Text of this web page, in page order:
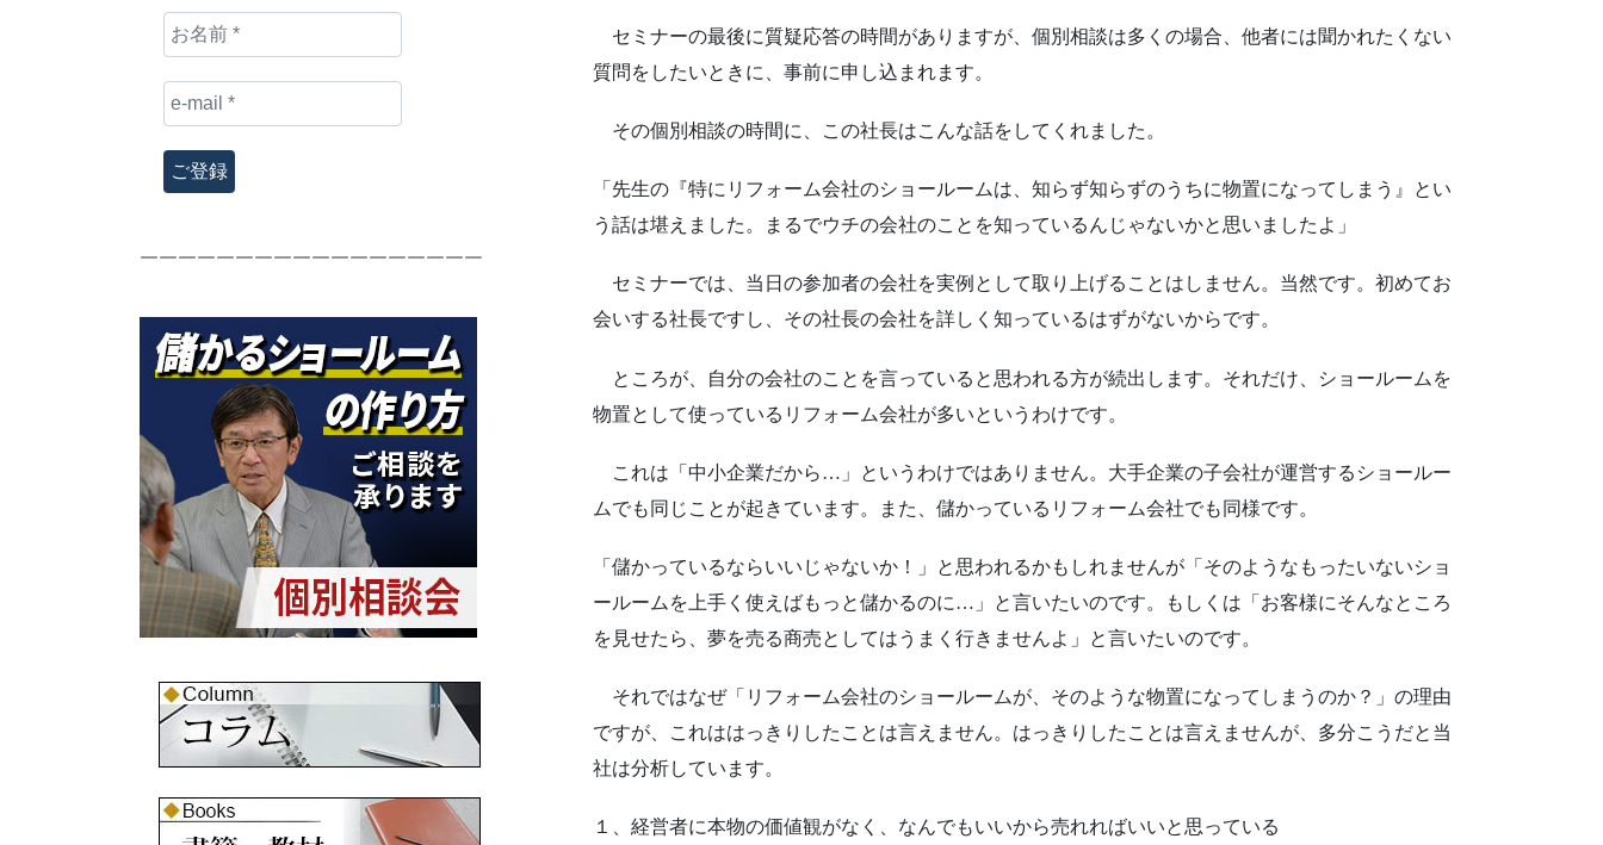
セミナーの最後に質疑応答の時間がありますが、個別相談は多くの場合、他者には聞かれたくない
質問をしたいときに、事前に申し込まれます。
その個別相談の時間に、この社長はこんな話をしてくれました。
「先生の『特にリフォーム会社のショールームは、知らず知らずのうちに物置になってしまう』とい
う話は堪えました。まるでウチの会社のことを知っているんじゃないかと思いましたよ」
セミナーでは、当日の参加者の会社を実例として取り上げることはしません。当然です。初めてお
会いする社長ですし、その社長の会社を詳しく知っているはずがないからです。
ところが、自分の会社のことを言っていると思われる方が続出します。それだけ、ショールームを
物置として使っているリフォーム会社が多いというわけです。
これは「中小企業だから…」というわけではありません。大手企業の子会社が運営するショールー
ムでも同じことが起きています。また、儲かっているリフォーム会社でも同様です。
「儲かっているならいいじゃないか！」と思われるかもしれませんが「そのようなもったいないショ
ールームを上手く使えばもっと儲かるのに…」と言いたいのです。もしくは「お客様にそんなところ
を見せたら、夢を売る商売としてはうまく行きませんよ」と言いたいのです。
それではなぜ「リフォーム会社のショールームが、そのような物置になってしまうのか？」の理由
ですが、これははっきりしたことは言えません。はっきりしたことは言えませんが、多分こうだと当
社は分析しています。
１、経営者に本物の価値観がなく、なんでもいいから売れればいいと思っている
お
名
e-
mail
￣￣￣￣￣￣￣￣￣￣￣￣￣￣￣￣￣￣